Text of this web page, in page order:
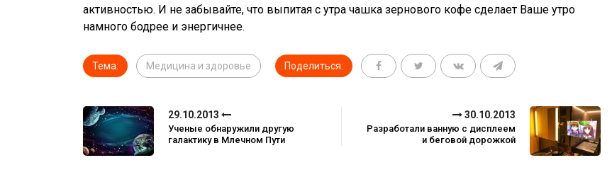
активностью. И не забывайте, что выпитая с утра чашка зернового кофе сделает Ваше утро
намного бодрее и энергичнее.
Тема: Медицина и здоровье Поделиться:
29.10.2013
Ученые обнаружили другую
галактику в Млечном Пути
30.10.2013
Разработали ванную с дисплеем
и беговой дорожкой